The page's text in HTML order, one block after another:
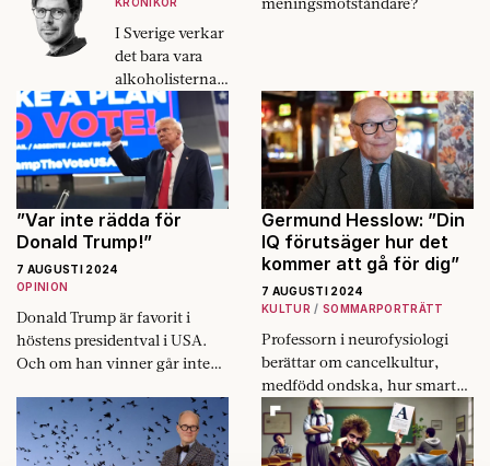
I Sverige verkar
det bara vara
alkoholisterna
på stadens
parkbänkar
som ägnar sig åt
detta.
”Var inte rädda för
Donald Trump!”
7 AUGUSTI 2024
OPINION
Donald Trump är favorit i
höstens presidentval i USA.
Och om han vinner går inte
heller.
Germund Hesslow: ”Din
IQ förutsäger hur det
kommer att gå för dig”
7 AUGUSTI 2024
KULTUR
SOMMARPORTRÄTT
Professorn i neurofysiologi
berättar om cancelkultur,
medfödd ondska, hur smarta
människor röstar och hur
mycket IQ betyder för våra
möjligheter i samhället.